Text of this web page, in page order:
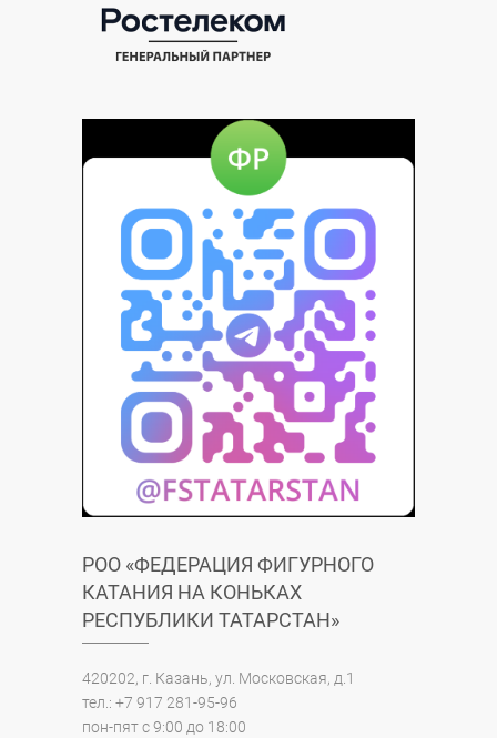
РОО «ФЕДЕРАЦИЯ ФИГУРНОГО
КАТАНИЯ НА КОНЬКАХ
РЕСПУБЛИКИ ТАТАРСТАН»
420202, г. Казань, ул. Московская, д.1
тел.: +7 917 281-95-96
пон-пят с 9:00 до 18:00